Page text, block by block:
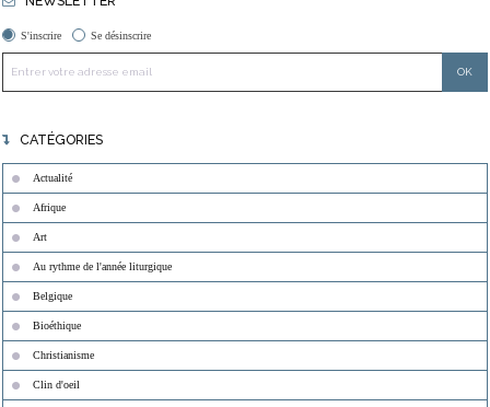
S'inscrire Se désinscrire
CATÉGORIES
Actualité
Afrique
Art
Au rythme de l'année liturgique
Belgique
Bioéthique
Christianisme
Clin d'oeil